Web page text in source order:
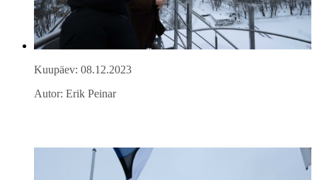
Kuupäev: 08.12.2023
Autor: Erik Peinar